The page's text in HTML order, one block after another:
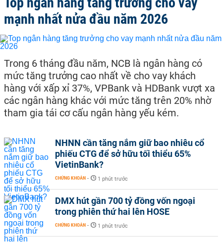
mạnh nhất nửa đầu năm 2026
Trong 6 tháng đầu năm, NCB là ngân hàng có
mức tăng trưởng cao nhất về cho vay khách
hàng với xấp xỉ 37%, VPBank và HDBank vượt xa
các ngân hàng khác với mức tăng trên 20% nhờ
tham gia tái cơ cấu ngân hàng yếu kém.
NHNN cần tăng nắm giữ bao nhiêu cổ
phiếu CTG để sở hữu tối thiểu 65%
VietinBank?
CHỨNG KHOÁN - 1 phút trước
DMX hút gần 700 tỷ đồng vốn ngoại
trong phiên thứ hai lên HOSE
CHỨNG KHOÁN - 1 phút trước